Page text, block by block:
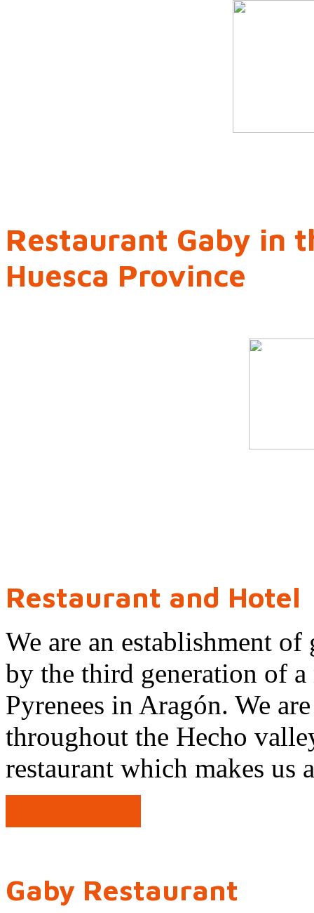
Restaurant Gaby in
Huesca Province
Restaurant and Hotel
We are an establishment
by the third generation of
Pyrenees in Aragón. We
throughout the Hecho
restaurant which makes us
Gaby Restaurant